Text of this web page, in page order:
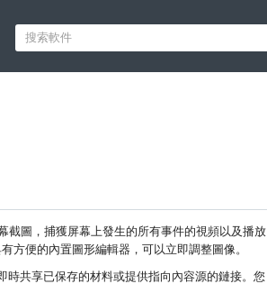
截圖，捕獲屏幕上發生的所有事件的視頻以及播放
方便的內置圖形編輯器，可以立即調整圖像。
時共享已保存的材料或提供指向內容源的鏈接。您